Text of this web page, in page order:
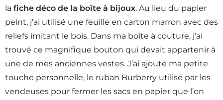
la fiche déco de la boîte à bijoux. Au lieu du papier
peint, j’ai utilisé une feuille en carton marron avec des
reliefs imitant le bois. Dans ma boîte à couture, j’ai
trouvé ce magnifique bouton qui devait appartenir à
une de mes anciennes vestes. J’ai ajouté ma petite
touche personnelle, le ruban Burberry utilisé par les
vendeuses pour fermer les sacs en papier que l’on